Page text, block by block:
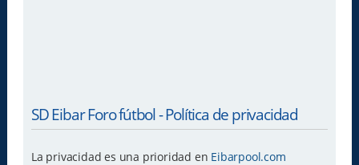
SD Eibar Foro fútbol - Política de privacidad
La privacidad es una prioridad en Eibarpool.com